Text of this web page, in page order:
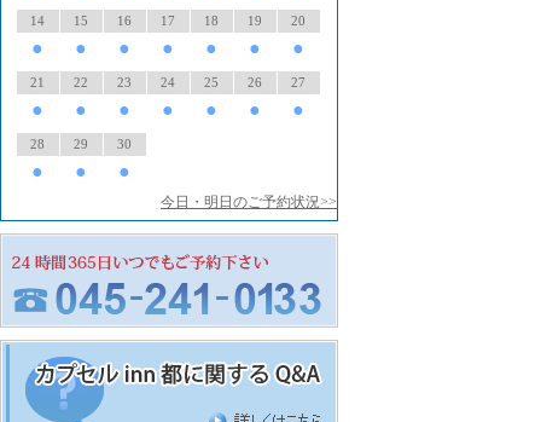
14
●
15
●
16
●
17
●
18
●
19
●
20
●
21
●
22
●
23
●
24
●
25
●
26
●
27
●
28
●
29
●
30
●
今日・明日のご予約状況>>